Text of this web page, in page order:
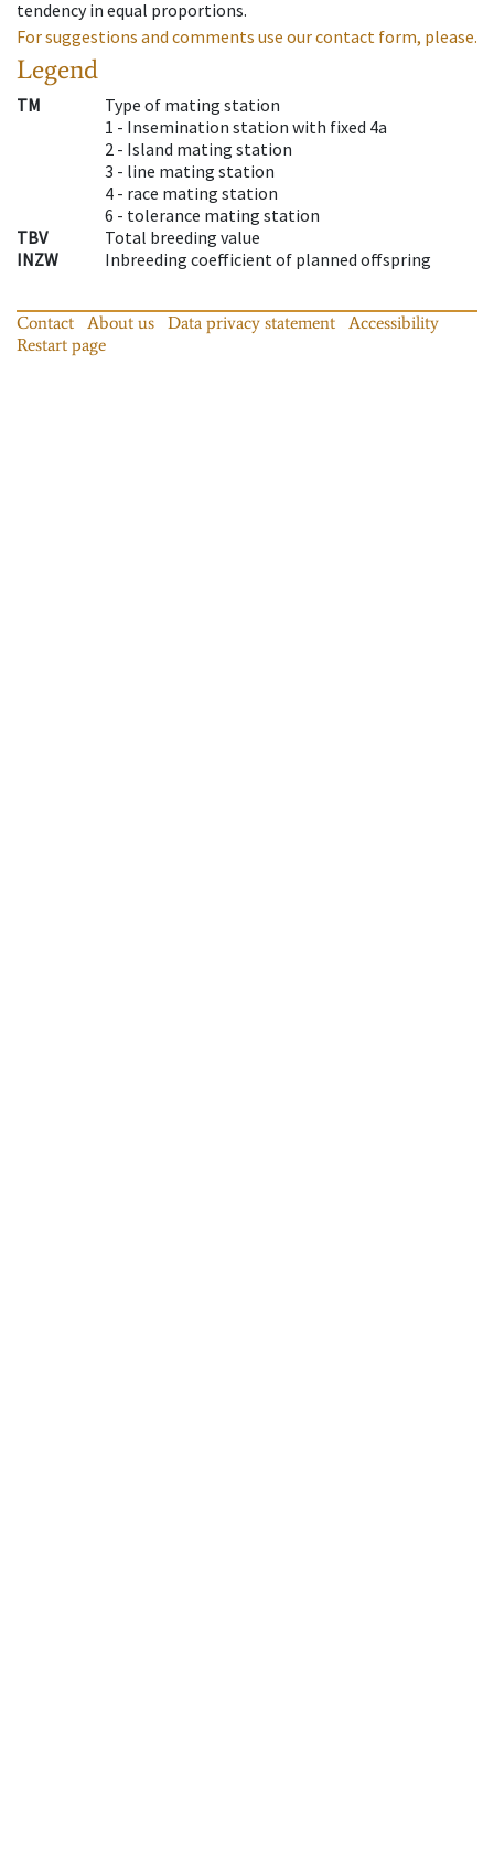
tendency in equal proportions.
For suggestions and comments use our contact form, please.
Legend
TM
Type of mating station
1 - Insemination station with fixed 4a
2 - Island mating station
3 - line mating station
4 - race mating station
6 - tolerance mating station
TBV
Total breeding value
INZW
Inbreeding coefficient of planned offspring
Contact About us Data privacy statement
Accessibility
Restart page